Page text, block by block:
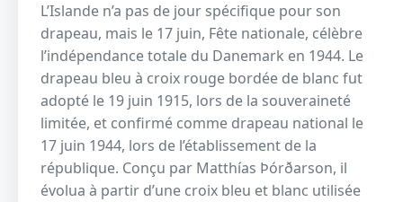
L’Islande n’a pas de jour spécifique pour son
drapeau, mais le 17 juin, Fête nationale, célèbre
l’indépendance totale du Danemark en 1944. Le
drapeau bleu à croix rouge bordée de blanc fut
adopté le 19 juin 1915, lors de la souveraineté
limitée, et confirmé comme drapeau national le
17 juin 1944, lors de l’établissement de la
république. Conçu par Matthías Þórðarson, il
évolua à partir d’une croix bleu et blanc utilisée